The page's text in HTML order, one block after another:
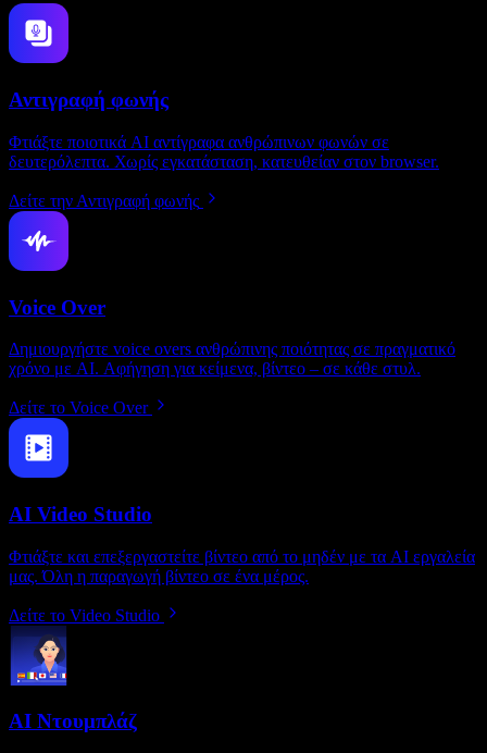
Αντιγραφή φωνής
Φτιάξτε ποιοτικά AI αντίγραφα ανθρώπινων φωνών σε
δευτερόλεπτα. Χωρίς εγκατάσταση, κατευθείαν στον browser.
Δείτε την Αντιγραφή φωνής
Voice Over
Δημιουργήστε voice overs ανθρώπινης ποιότητας σε πραγματικό
χρόνο με AI. Αφήγηση για κείμενα, βίντεο – σε κάθε στυλ.
Δείτε το Voice Over
AI Video Studio
Φτιάξτε και επεξεργαστείτε βίντεο από το μηδέν με τα AI εργαλεία
μας. Όλη η παραγωγή βίντεο σε ένα μέρος.
Δείτε το Video Studio
AI Ντουμπλάζ